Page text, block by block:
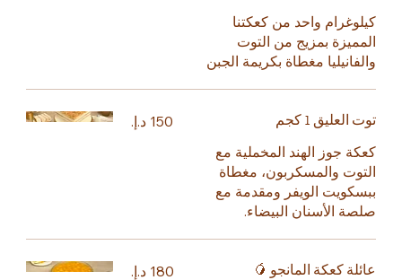
كيلوغرام واحد من كعكتنا
المميزة بمزيج من التوت
والفانيليا مغطاة بكريمة الجبن
توت العليق 1 كجم
كعكة جوز الهند المخملية مع
التوت والمسكربون، مغطاة
ببسكويت الويفر ومقدمة مع
صلصة الأسنان البيضاء.
عائلة كعكة المانجو 🥭